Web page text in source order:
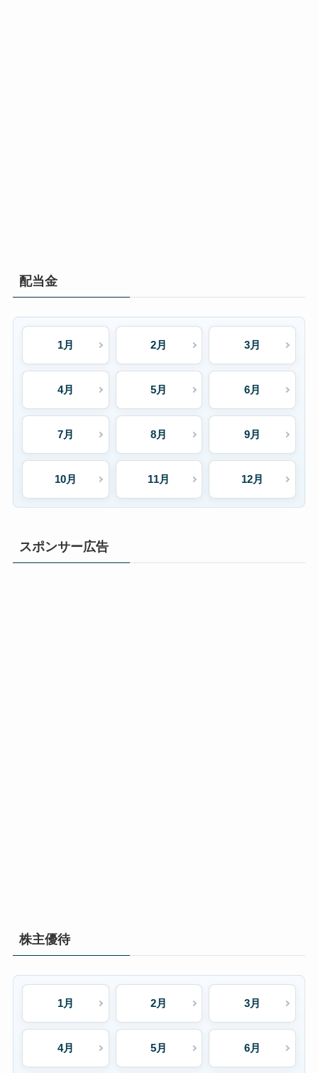
配当金
1月 2月 3月
4月 5月 6月
7月 8月 9月
10月 11月 12月
スポンサー広告
株主優待
1月 2月 3月
4月 5月 6月